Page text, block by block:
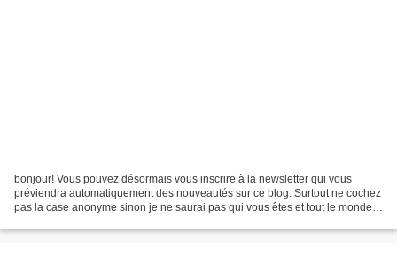
bonjour! Vous pouvez désormais vous inscrire à la newsletter qui vous
préviendra automatiquement des nouveautés sur ce blog. Surtout ne cochez
pas la case anonyme sinon je ne saurai pas qui vous êtes et tout le monde